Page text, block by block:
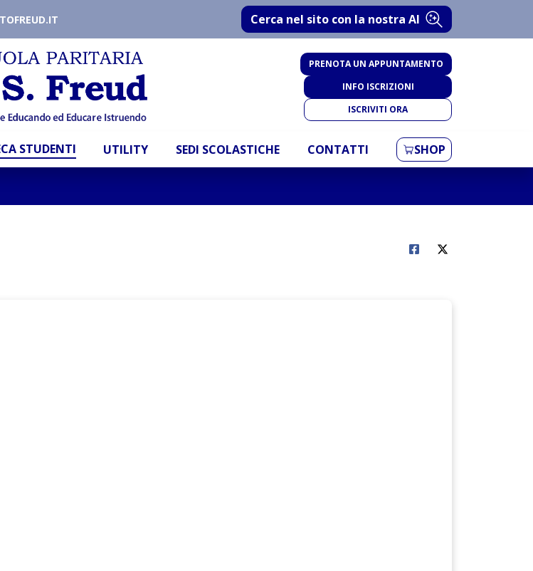
Cerca nel sito con la nostra AI
PRENOTA UN APPUNTAMENTO
INFO ISCRIZIONI
ISCRIVITI ORA
STUDENTI UTILITY SEDI SCOLASTICHE CONTATTI SHOP